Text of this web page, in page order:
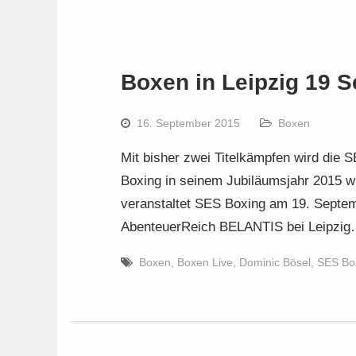
Boxen in Leipzig 19
16. September 2015 Boxen
Mit bisher zwei Titelkämpfen wird die
Boxing in seinem Jubiläumsjahr 2015
veranstaltet SES Boxing am 19.
AbenteuerReich BELANTIS bei
Boxen Boxen Live Dominic Bösel SES